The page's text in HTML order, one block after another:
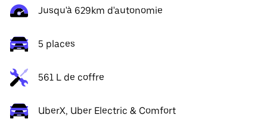
Jusqu'à 629km d'autonomie
5 places
561 L de coffre
UberX, Uber Electric & Comfort